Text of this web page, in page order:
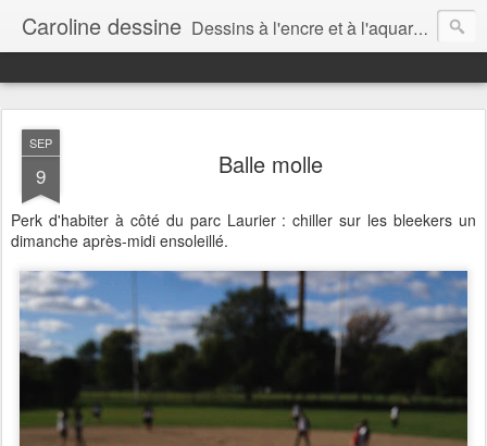
Caroline dessine Dessins à l'encre et à l'aquarelle par Caroline Lavergne, à Montréal et ailleurs (2007-2018)
SEP
9 Balle molle
Perk d'habiter à côté du parc Laurier : chiller sur les bleekers un
dimanche après-midi ensoleillé.